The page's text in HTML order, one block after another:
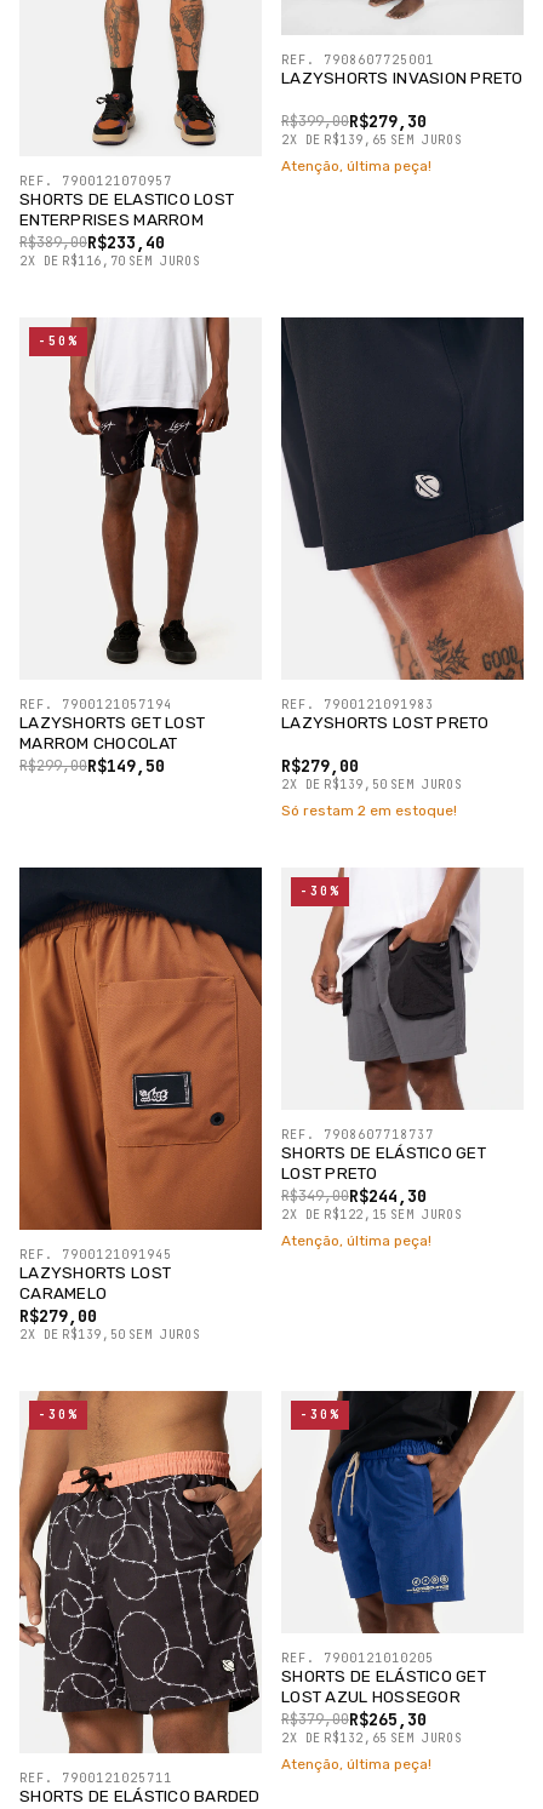
SHORTS DE ELASTICO LOST
ENTERPRISES MARROM
R$233,40
R$389,00
2X DE R$116,70 SEM JUROS
REF. 7900121070957
LAZYSHORTS INVASION PRETO
R$279,30
R$399,00
2X DE R$139,65 SEM JUROS
REF. 7908607725001
Atenção, última peça!
LAZYSHORTS GET LOST
MARROM CHOCOLAT
R$149,50
R$299,00
REF. 7900121057194
-50%
LAZYSHORTS LOST PRETO
R$279,00
2X DE R$139,50 SEM JUROS
REF. 7900121091983
Só restam 2 em estoque!
LAZYSHORTS LOST
CARAMELO
R$279,00
2X DE R$139,50 SEM JUROS
REF. 7900121091945
SHORTS DE ELÁSTICO GET
LOST PRETO
R$244,30
R$349,00
2X DE R$122,15 SEM JUROS
REF. 7908607718737
-30%
Atenção, última peça!
SHORTS DE ELÁSTICO BARDED
REF. 7900121025711
-30%
SHORTS DE ELÁSTICO GET
LOST AZUL HOSSEGOR
R$265,30
R$379,00
2X DE R$132,65 SEM JUROS
REF. 7900121010205
-30%
Atenção, última peça!